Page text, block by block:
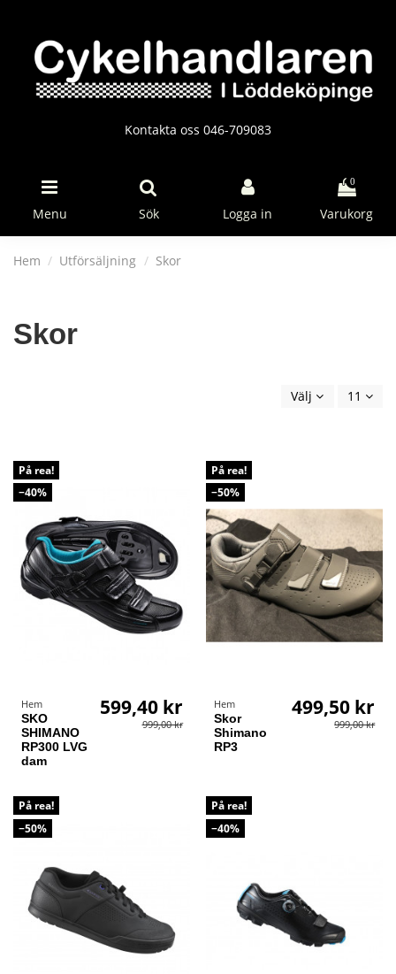
Kontakta oss 046-709083
Menu Sök Logga in
0
Varukorg
Hem Utförsäljning Skor
Skor
Välj 11
På rea!
−40%
Hem
SKO
SHIMANO
RP300 LVG
dam
599,40 kr
999,00 kr
På rea!
−50%
Hem
Skor
Shimano
RP3
499,50 kr
999,00 kr
På rea!
−50%
På rea!
−40%